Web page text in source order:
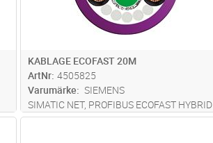
KABLAGE ECOFAST 20M
ArtNr 4505825
Varumärke
SIEMENS
SIMATIC NET, PROFIBUS ECOFAST HYBRID
kabel, 2XCU 0,64 mm 4XCU 1,5 mm2, kabel